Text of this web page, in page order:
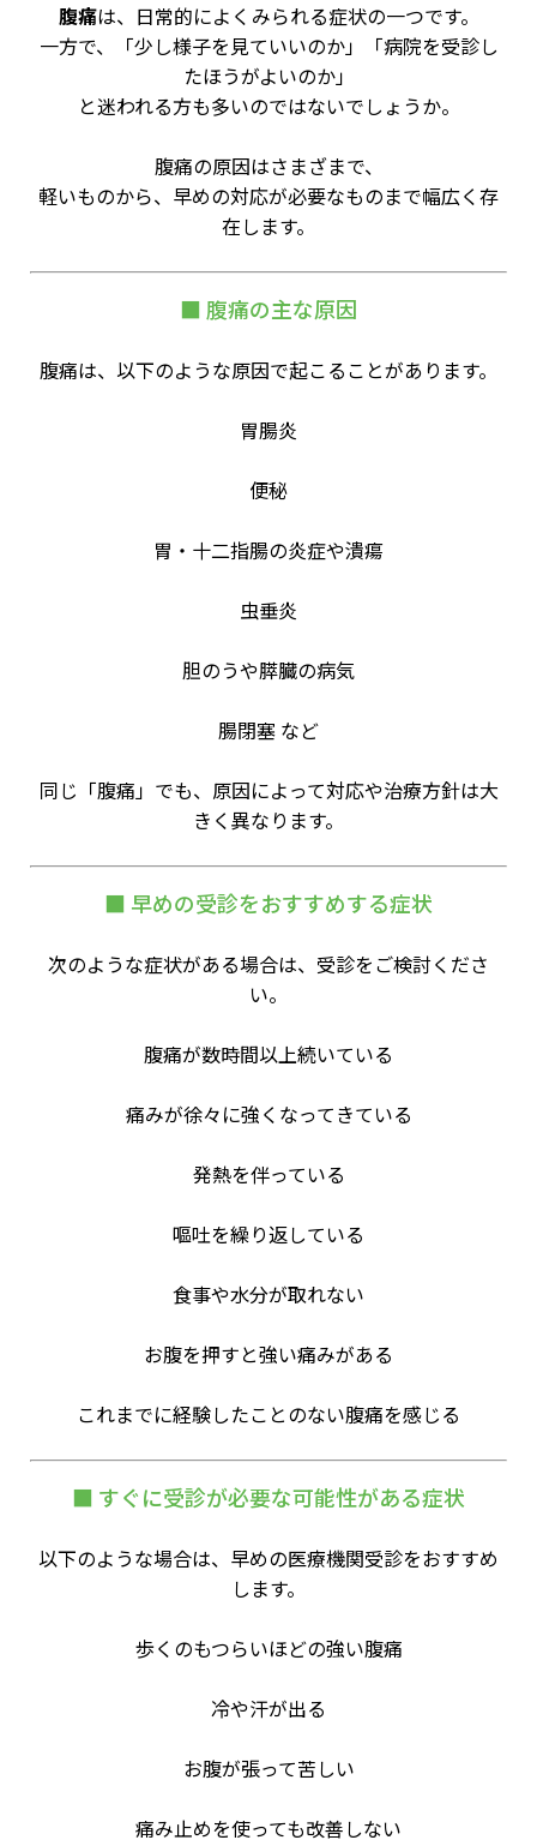
腹痛は、日常的によくみられる症状の一つです。
一方で、「少し様子を見ていいのか」「病院を受診し
たほうがよいのか」
と迷われる方も多いのではないでしょうか。
腹痛の原因はさまざまで、
軽いものから、早めの対応が必要なものまで幅広く存
在します。
■ 腹痛の主な原因
腹痛は、以下のような原因で起こることがあります。
胃腸炎
便秘
胃・十二指腸の炎症や潰瘍
虫垂炎
胆のうや膵臓の病気
腸閉塞 など
同じ「腹痛」でも、原因によって対応や治療方針は大
きく異なります。
■ 早めの受診をおすすめする症状
次のような症状がある場合は、受診をご検討くださ
い。
腹痛が数時間以上続いている
痛みが徐々に強くなってきている
発熱を伴っている
嘔吐を繰り返している
食事や水分が取れない
お腹を押すと強い痛みがある
これまでに経験したことのない腹痛を感じる
■ すぐに受診が必要な可能性がある症状
以下のような場合は、早めの医療機関受診をおすすめ
します。
歩くのもつらいほどの強い腹痛
冷や汗が出る
お腹が張って苦しい
痛み止めを使っても改善しない